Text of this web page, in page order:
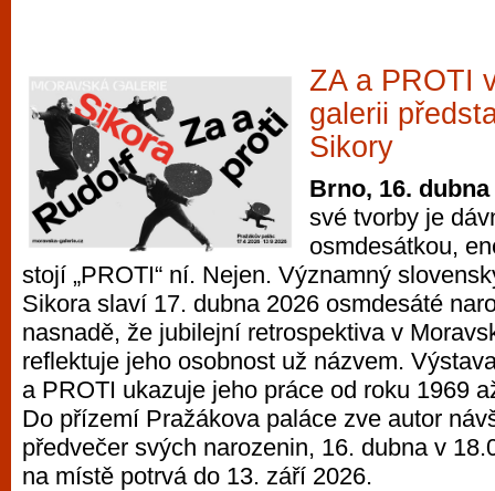
ZA a PROTI
galerii
Sikory
Brno, 16. dubna
své tvorby je
osmdesátkou,
stojí „PROTI“ ní. Nejen. Významný
Sikora slaví 17. dubna 2026 osmdesáté
nasnadě, že jubilejní retrospektiva v
reflektuje jeho osobnost už názvem.
a PROTI ukazuje jeho práce od roku 1969
Do přízemí Pražákova paláce zve autor
předvečer svých narozenin, 16. dubna v
na místě potrvá do 13. září 2026.